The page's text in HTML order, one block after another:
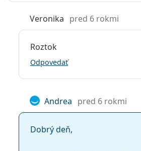
Veronika pred 6 rokmi
Roztok
Odpovedať
Andrea pred 6 rokmi
Dobrý deň,